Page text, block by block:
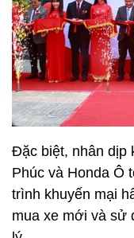
Đặc biệt, nhân dịp
Phúc và Honda Ô
trình khuyến mại
mua xe mới và sử